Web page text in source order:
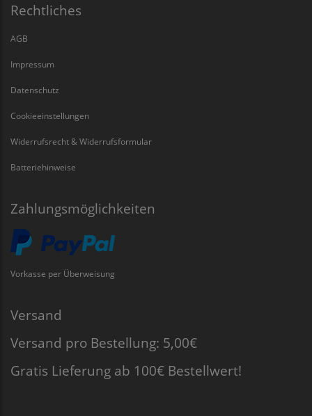
Rechtliches
AGB
Impressum
Datenschutz
Cookieeinstellungen
Widerrufsrecht & Widerrufsformular
Batteriehinweise
Zahlungsmöglichkeiten
Vorkasse per Überweisung
Versand
Versand pro Bestellung: 5,00€
Gratis Lieferung ab 100€ Bestellwert!